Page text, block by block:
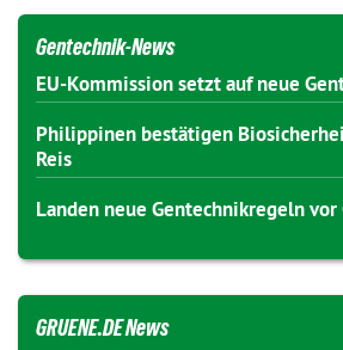
Gentechnik-News
EU-Kommission setzt auf neue
Philippinen bestätigen
Reis
Landen neue Gentechnikregeln vor
GRUENE.DE News